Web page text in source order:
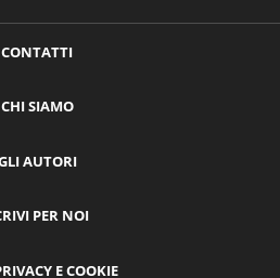
CONTATTI
CHI SIAMO
AUTORI
PER NOI
E COOKIE